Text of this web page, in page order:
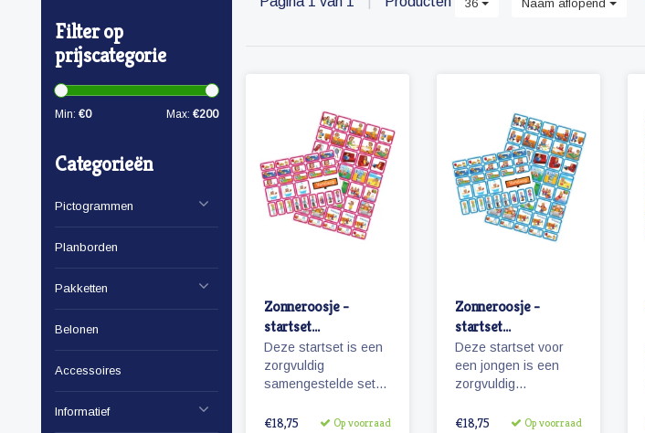
Filter op
prijscategorie
Min: €0 Max: €200
Categorieën
Pictogrammen
Planborden
Pakketten
Belonen
Accessoires
Informatief
36 Naam aflopend
Zonneroosje -
startset
pictogrammen
meisje
Deze startset is een
zorgvuldig
samengestelde set
planbord
€18,75 Op voorraad
Zonneroosje -
startset
pictogrammen
jongen
Deze startset voor
een jongen is een
zorgvuldig
met 68 magnetische
€18,75 Op voorraad